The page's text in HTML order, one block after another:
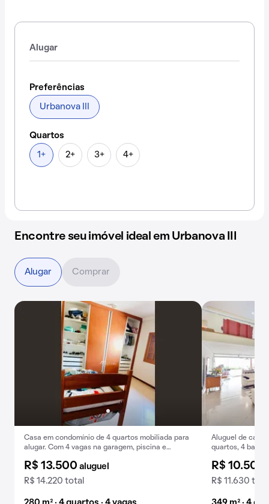
Alugar
Preferências
Urbanova III
Quartos
1+ 2+ 3+ 4+
Encontre seu imóvel ideal em Urbanova III
Casa em condomínio de 4 quartos mobiliada para
alugar. Com 4 vagas na garagem, piscina e
R$ 13.500aluguel
R$ 14.220 total
Aluguel de casa
quartos, 4
R$ 10.500
R$ 11.630
Alugar Comprar